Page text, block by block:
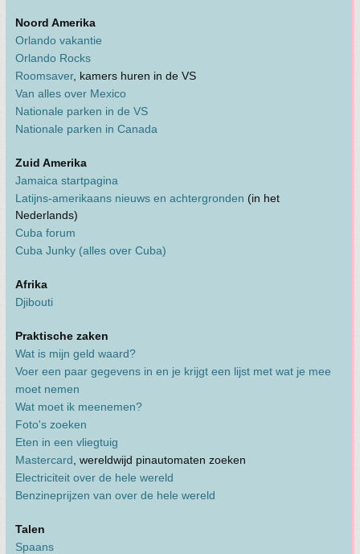
Noord Amerika
Orlando vakantie
Orlando Rocks
Roomsaver, kamers huren in de VS
Van alles over Mexico
Nationale parken in de VS
Nationale parken in Canada
Zuid Amerika
Jamaica startpagina
Latijns-amerikaans nieuws en achtergronden (in het
Nederlands)
Cuba forum
Cuba Junky (alles over Cuba)
Afrika
Djibouti
Praktische zaken
Wat is mijn geld waard?
Voer een paar gegevens in en je krijgt een lijst met wat je mee
moet nemen
Wat moet ik meenemen?
Foto's zoeken
Eten in een vliegtuig
Mastercard , wereldwijd pinautomaten zoeken
Electriciteit over de hele wereld
Benzineprijzen van over de hele wereld
Talen
Spaans